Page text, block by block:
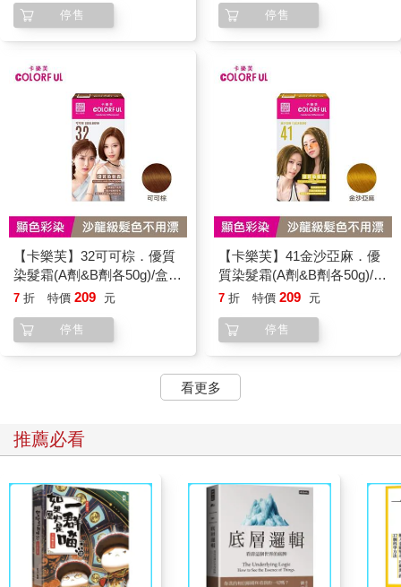
停售 停售
【卡樂芙】32可可棕．優質
染髮霜(A劑&B劑各50g)/盒
單件賣場 COLORFUL
7 折 特價 209 元
停售
【卡樂芙】41金沙亞麻．優
質染髮霜(A劑&B劑各50g)/盒
單件賣場 COLORFUL
7 折 特價 209 元
停售
看更多
推薦必看